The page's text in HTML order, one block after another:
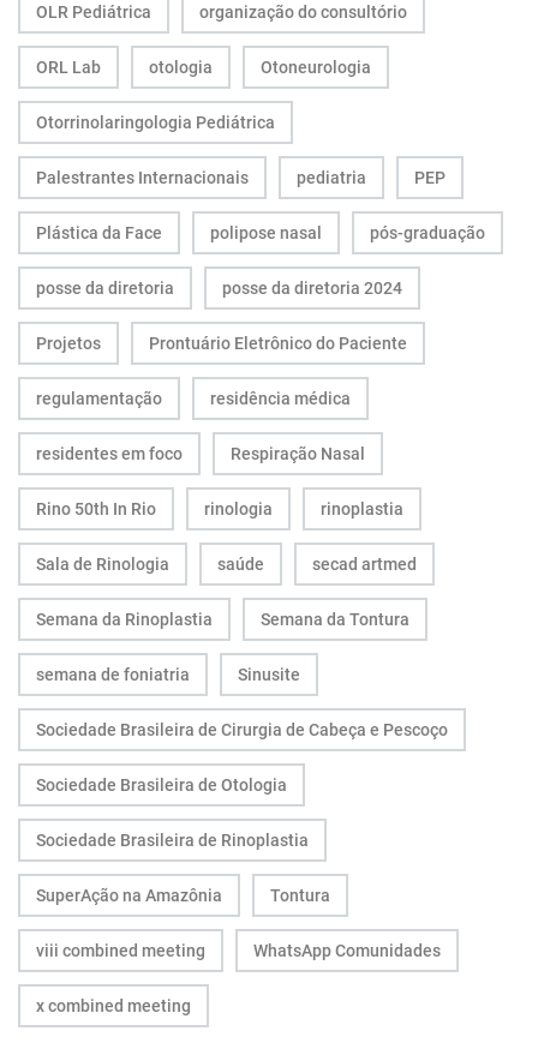
OLR Pediátrica organização do consultório
ORL Lab otologia Otoneurologia
Otorrinolaringologia Pediátrica
Palestrantes Internacionais pediatria PEP
Plástica da Face polipose nasal pós-graduação
posse da diretoria posse da diretoria 2024
Projetos Prontuário Eletrônico do Paciente
regulamentação residência médica
residentes em foco Respiração Nasal
Rino 50th In Rio rinologia rinoplastia
Sala de Rinologia saúde secad artmed
Semana da Rinoplastia Semana da Tontura
semana de foniatria Sinusite
Sociedade Brasileira de Cirurgia de Cabeça e Pescoço
Sociedade Brasileira de Otologia
Sociedade Brasileira de Rinoplastia
SuperAção na Amazônia Tontura
viii combined meeting WhatsApp Comunidades
x combined meeting